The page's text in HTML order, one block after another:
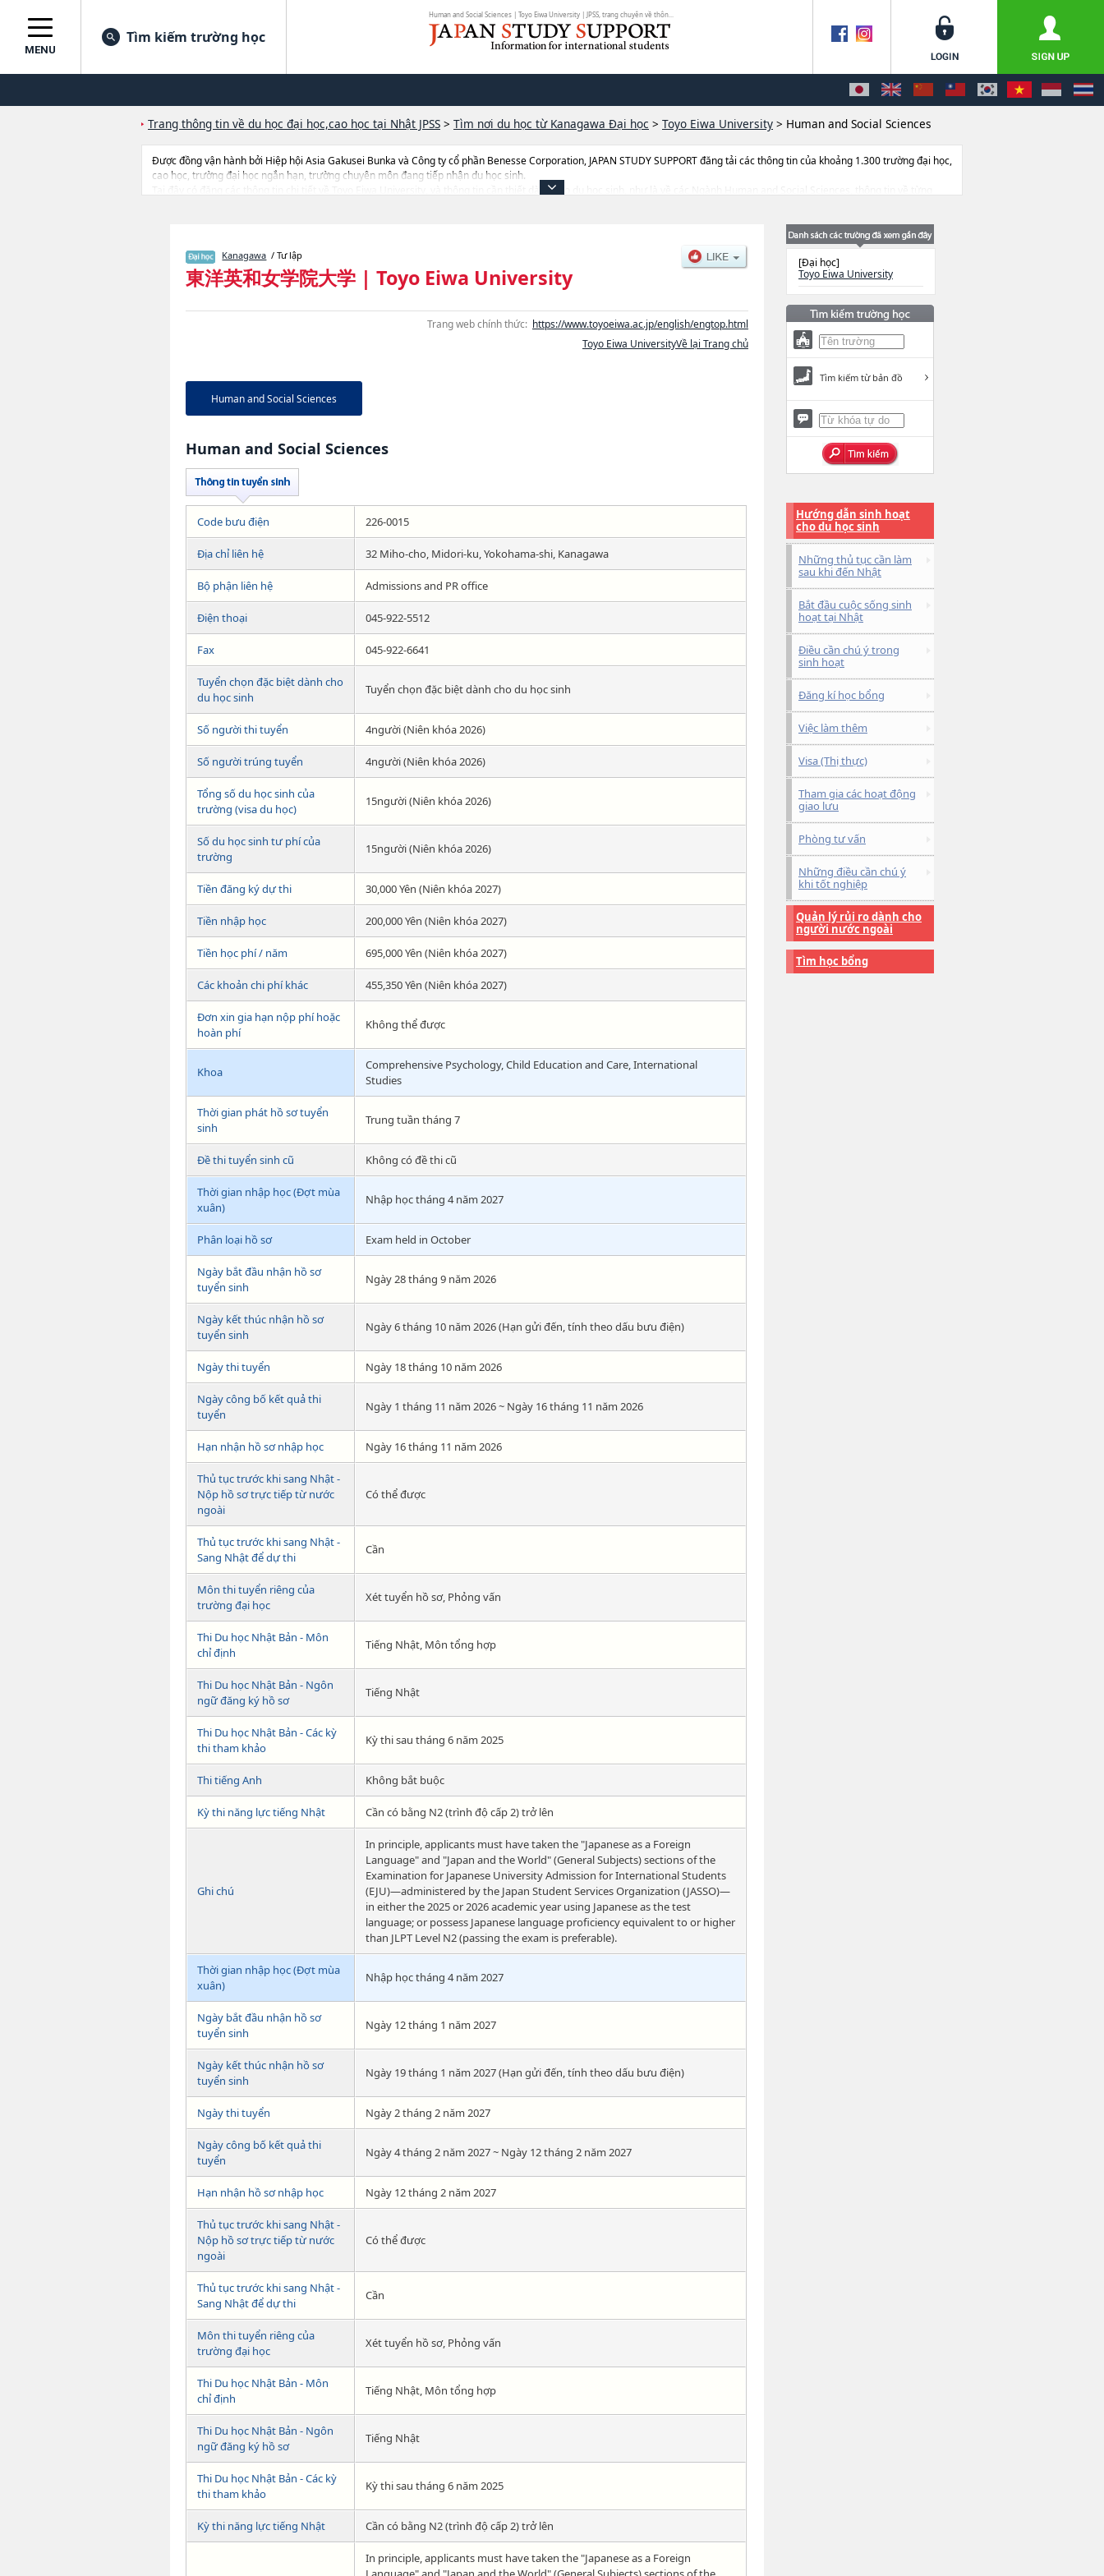
Human and Social Sciences | Toyo Eiwa University | JPSS, trang chuyên về thôn...
MENU
Tìm kiếm trường học
Trang thông tin về du học đại học,cao học tại Nhật JPSS > Tìm nơi du học từ Kanagawa Đại học > Toyo Eiwa University > Human and Social Sciences
Được đồng vận hành bởi Hiệp hội Asia Gakusei Bunka và Công ty cổ phần Benesse Corporation, JAPAN STUDY SUPPORT đăng tải các thông tin của khoảng 1.300 trường đại học,
cao học, trường đại học ngắn hạn, trường chuyên môn đang tiếp nhận du học sinh.
Tại đây có đăng các thông tin chi tiết về Toyo Eiwa University, và thông tin cần thiết dành cho du học sinh, như là về các Ngành Human and Social Sciences, thông tin về từng
Kanagawa / Tư lập
東洋英和女学院大学 | Toyo Eiwa University
Trang web chính thức: https://www.toyoeiwa.ac.jp/english/engtop.html
Toyo Eiwa UniversityVề lại Trang chủ
Human and Social Sciences
Human and Social Sciences
Code bưu điện 226-0015
Địa chỉ liên hệ 32 Miho-cho, Midori-ku, Yokohama-shi, Kanagawa
Bộ phận liên hệ Admissions and PR office
Điện thoại 045-922-5512
Fax 045-922-6641
Tuyển chọn đặc biệt dành cho
du học sinh
Tuyển chọn đặc biệt dành cho du học sinh
Số người thi tuyển 4người (Niên khóa 2026)
Số người trúng tuyển 4người (Niên khóa 2026)
Tổng số du học sinh của
trường (visa du học)
15người (Niên khóa 2026)
Số du học sinh tư phí của
trường
15người (Niên khóa 2026)
Tiền đăng ký dự thi 30,000 Yên (Niên khóa 2027)
Tiền nhập học 200,000 Yên (Niên khóa 2027)
Tiền học phí / năm 695,000 Yên (Niên khóa 2027)
Các khoản chi phí khác 455,350 Yên (Niên khóa 2027)
Đơn xin gia hạn nộp phí hoặc
hoàn phí
Không thể được
Khoa
Comprehensive Psychology, Child Education and Care, International
Studies
Thời gian phát hồ sơ tuyển
sinh
Trung tuần tháng 7
Đề thi tuyển sinh cũ Không có đề thi cũ
Thời gian nhập học (Đợt mùa
xuân)
Nhập học tháng 4 năm 2027
Phân loại hồ sơ Exam held in October
Ngày bắt đầu nhận hồ sơ
tuyển sinh
Ngày 28 tháng 9 năm 2026
Ngày kết thúc nhận hồ sơ
tuyển sinh
Ngày 6 tháng 10 năm 2026 (Hạn gửi đến, tính theo dấu bưu điện)
Ngày thi tuyển Ngày 18 tháng 10 năm 2026
Ngày công bố kết quả thi
tuyển
Ngày 1 tháng 11 năm 2026 ~ Ngày 16 tháng 11 năm 2026
Hạn nhận hồ sơ nhập học Ngày 16 tháng 11 năm 2026
Thủ tục trước khi sang Nhật -
Nộp hồ sơ trực tiếp từ nước
ngoài
Có thể được
Thủ tục trước khi sang Nhật -
Sang Nhật để dự thi
Cần
Môn thi tuyển riêng của
trường đại học
Xét tuyển hồ sơ, Phỏng vấn
Thi Du học Nhật Bản - Môn
chỉ định
Tiếng Nhật, Môn tổng hợp
Thi Du học Nhật Bản - Ngôn
ngữ đăng ký hồ sơ
Tiếng Nhật
Thi Du học Nhật Bản - Các kỳ
thi tham khảo
Kỳ thi sau tháng 6 năm 2025
Thi tiếng Anh Không bắt buộc
Kỳ thi năng lực tiếng Nhật Cần có bằng N2 (trình độ cấp 2) trở lên
Ghi chú
In principle, applicants must have taken the "Japanese as a Foreign
Language" and "Japan and the World" (General Subjects) sections of the
Examination for Japanese University Admission for International Students
(EJU)—administered by the Japan Student Services Organization (JASSO)—
in either the 2025 or 2026 academic year using Japanese as the test
language; or possess Japanese language proficiency equivalent to or higher
than JLPT Level N2 (passing the exam is preferable).
Thời gian nhập học (Đợt mùa
xuân)
Nhập học tháng 4 năm 2027
Ngày bắt đầu nhận hồ sơ
tuyển sinh
Ngày 12 tháng 1 năm 2027
Ngày kết thúc nhận hồ sơ
tuyển sinh
Ngày 19 tháng 1 năm 2027 (Hạn gửi đến, tính theo dấu bưu điện)
Ngày thi tuyển Ngày 2 tháng 2 năm 2027
Ngày công bố kết quả thi
tuyển
Ngày 4 tháng 2 năm 2027 ~ Ngày 12 tháng 2 năm 2027
Hạn nhận hồ sơ nhập học Ngày 12 tháng 2 năm 2027
Thủ tục trước khi sang Nhật -
Nộp hồ sơ trực tiếp từ nước
ngoài
Có thể được
Thủ tục trước khi sang Nhật -
Sang Nhật để dự thi
Cần
Môn thi tuyển riêng của
trường đại học
Xét tuyển hồ sơ, Phỏng vấn
Thi Du học Nhật Bản - Môn
chỉ định
Tiếng Nhật, Môn tổng hợp
Thi Du học Nhật Bản - Ngôn
ngữ đăng ký hồ sơ
Tiếng Nhật
Thi Du học Nhật Bản - Các kỳ
thi tham khảo
Kỳ thi sau tháng 6 năm 2025
Kỳ thi năng lực tiếng Nhật Cần có bằng N2 (trình độ cấp 2) trở lên
In principle, applicants must have taken the "Japanese as a Foreign
[Đại học]
Toyo Eiwa University
Tìm kiếm từ bản đồ
Hướng dẫn sinh hoạt
cho du học sinh
Những thủ tục cần làm
sau khi đến Nhật
Bắt đầu cuộc sống sinh
hoạt tại Nhật
Điều cần chú ý trong
sinh hoạt
Đăng kí học bổng
Việc làm thêm
Visa (Thị thực)
Tham gia các hoạt động
giao lưu
Phòng tư vấn
Những điều cần chú ý
khi tốt nghiệp
Quản lý rủi ro dành cho
người nước ngoài
Tìm học bổng